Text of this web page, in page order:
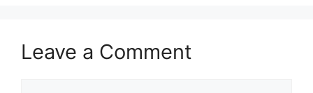
Leave a Comment